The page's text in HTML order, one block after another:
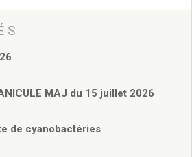
règlementation
funéraire
MAJ du 15 juillet 2026
de cyanobactéries